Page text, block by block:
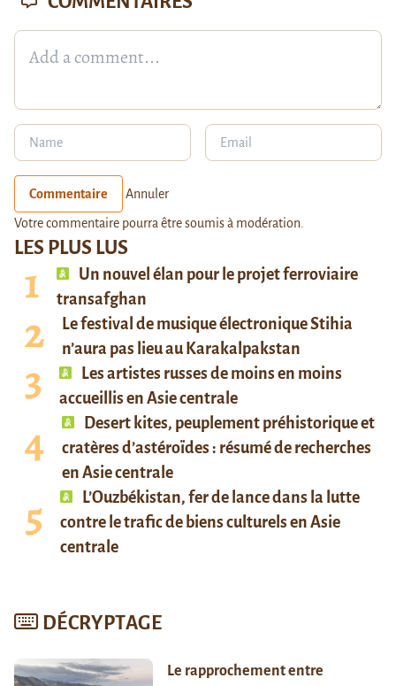
LES PLUS LUS
Un nouvel élan pour le projet ferroviaire
transafghan
Le festival de musique électronique Stihia
n’aura pas lieu au Karakalpakstan
Les artistes russes de moins en moins
accueillis en Asie centrale
Desert kites, peuplement préhistorique et
cratères d’astéroïdes : résumé de recherches
en Asie centrale
L’Ouzbékistan, fer de lance dans la lutte
contre le trafic de biens culturels en Asie
centrale
DÉCRYPTAGE
Le rapprochement entre
Commentaire Annuler
Votre commentaire pourra être soumis à modération.